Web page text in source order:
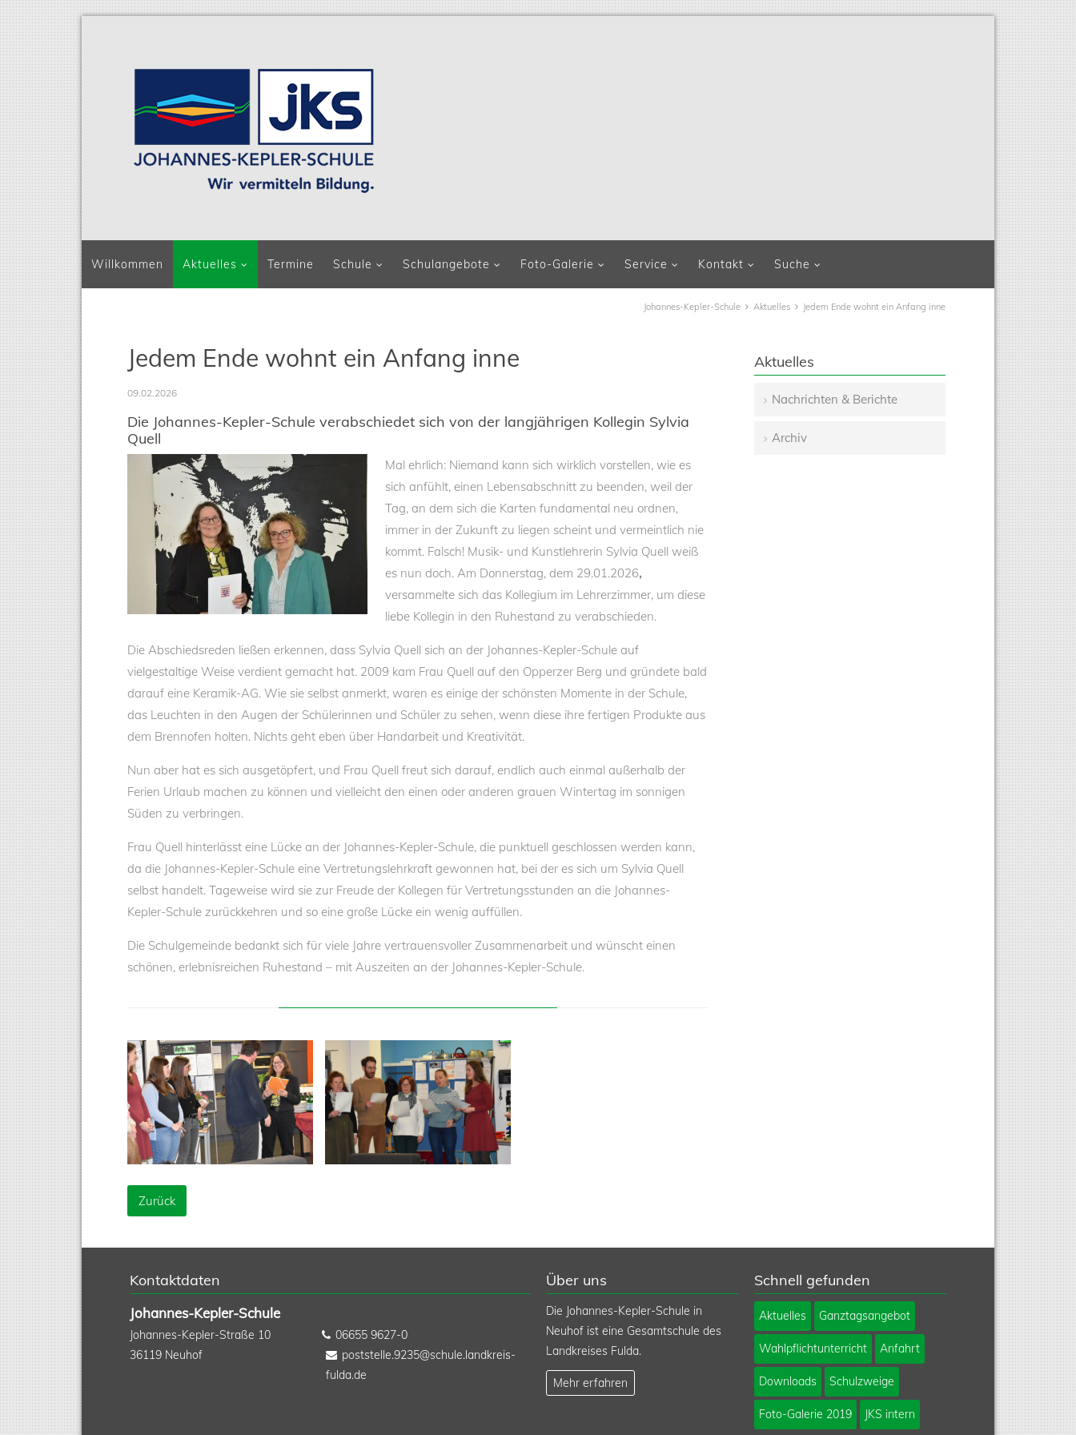
Navigation überspringen
Willkommen Aktuelles Termine Schule Schulangebote Foto-Galerie Service Kontakt Suche
Johannes-Kepler-Schule Aktuelles Jedem Ende wohnt ein Anfang inne
Jedem Ende wohnt ein Anfang inne
09.02.2026
Die Johannes-Kepler-Schule verabschiedet sich von der langjährigen Kollegin Sylvia
Quell
Mal ehrlich: Niemand kann sich wirklich vorstellen, wie es
sich anfühlt, einen Lebensabschnitt zu beenden, weil der
Tag, an dem sich die Karten fundamental neu ordnen,
immer in der Zukunft zu liegen scheint und vermeintlich nie
kommt. Falsch! Musik- und Kunstlehrerin Sylvia Quell weiß
es nun doch. Am Donnerstag, dem 29.01.2026,
versammelte sich das Kollegium im Lehrerzimmer, um diese
liebe Kollegin in den Ruhestand zu verabschieden.
Die Abschiedsreden ließen erkennen, dass Sylvia Quell sich an der Johannes-Kepler-Schule auf
vielgestaltige Weise verdient gemacht hat. 2009 kam Frau Quell auf den Opperzer Berg und gründete bald
darauf eine Keramik-AG. Wie sie selbst anmerkt, waren es einige der schönsten Momente in der Schule,
das Leuchten in den Augen der Schülerinnen und Schüler zu sehen, wenn diese ihre fertigen Produkte aus
dem Brennofen holten. Nichts geht eben über Handarbeit und Kreativität.
Nun aber hat es sich ausgetöpfert, und Frau Quell freut sich darauf, endlich auch einmal außerhalb der
Ferien Urlaub machen zu können und vielleicht den einen oder anderen grauen Wintertag im sonnigen
Süden zu verbringen.
Frau Quell hinterlässt eine Lücke an der Johannes-Kepler-Schule, die punktuell geschlossen werden kann,
da die Johannes-Kepler-Schule eine Vertretungslehrkraft gewonnen hat, bei der es sich um Sylvia Quell
selbst handelt. Tageweise wird sie zur Freude der Kollegen für Vertretungsstunden an die Johannes-
Kepler-Schule zurückkehren und so eine große Lücke ein wenig auffüllen.
Die Schulgemeinde bedankt sich für viele Jahre vertrauensvoller Zusammenarbeit und wünscht einen
schönen, erlebnisreichen Ruhestand – mit Auszeiten an der Johannes-Kepler-Schule.
Zurück
Aktuelles
überspringen
Nachrichten & Berichte
Archiv
Kontaktdaten
Johannes-Kepler-Schule
Johannes-Kepler-Straße 10
36119 Neuhof
06655 9627-0
poststelle.9235@schule.landkreis-
fulda.de
Über uns
Die Johannes-Kepler-Schule in
Neuhof ist eine Gesamtschule des
Landkreises Fulda.
Mehr erfahren
Schnell gefunden
Navigation
überspringen
Aktuelles Ganztagsangebot
Wahlpflichtunterricht Anfahrt
Downloads Schulzweige
Foto-Galerie 2019 JKS intern